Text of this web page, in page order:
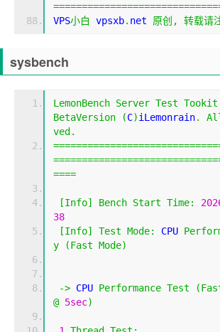
VPS小白 vpsxb. net 原创, 转载请
sysbench
LemonBench Server Test Tookit
BetaVersion
(C)iLemonrain.
ved .
====
[Info] Bench Start Time:
38
[Info] Test Mode: CPU
y
(Fast Mode)
-> CPU Performance Test (
@ 5sec)